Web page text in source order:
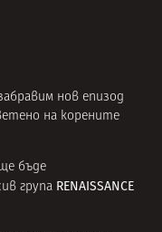
нов епизод
на корените
бъде
група RENAISSANCE